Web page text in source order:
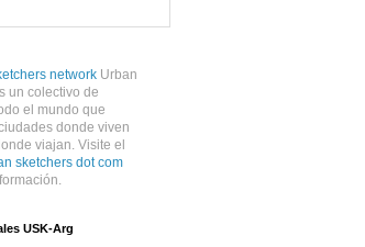
Urban
un colectivo de
el mundo que
donde viven
viajan. Visite el
sketchers dot com
USK-Arg